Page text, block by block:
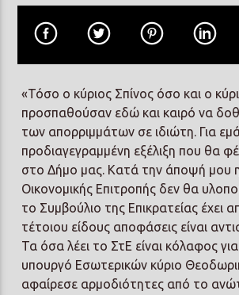
Prisma Radio 90,2
«Τόσο ο κύριος Σπίνος όσο και ο
προσπαθούσαν εδώ και καιρό να
των απορριμμάτων σε ιδιώτη. Για
προδιαγεγραμμένη εξέλιξη που θα
στο Δήμο μας. Κατά την άποψή μου
Οικονομικής Επιτροπής δεν θα
το Συμβούλιο της Επικρατείας έχει
τέτοιου είδους αποφάσεις είναι
Τα όσα λέει το ΣτΕ είναι κόλαφος
υπουργό Εσωτερικών κύριο
αφαίρεσε αρμοδιότητες από το